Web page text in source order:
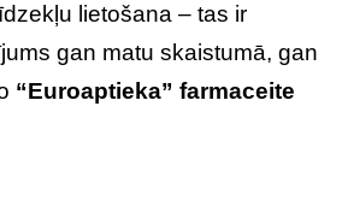
lietošana – tas ir
gan matu skaistumā, gan
“Euroaptieka” farmaceite